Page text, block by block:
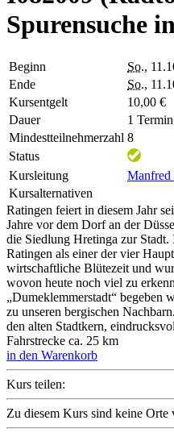
Spurensuche
Beginn So.,
Ende
So.,
Kursentgelt
10,00 €
Dauer
1 Termin
Mindestteilnehmerzahl 8
Status
Kursleitung
Manfred
Kursalternativen
Ratingen feiert in diesem Jahr
Jahre vor dem Dorf an der
die Siedlung Hretinga zur
Ratingen als einer der vier
wirtschaftliche Blütezeit und
wovon heute noch viel zu
„Dumeklemmerstadt“ begeben
zu unseren bergischen
den alten Stadtkern,
Fahrstrecke ca. 25 km
in den Warenkorb
Kurs teilen:
Zu diesem Kurs sind keine Orte